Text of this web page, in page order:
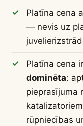
Platīna cena
— nevis uz
Platīna cena ir
dominēta:
pieprasījuma
rūpniecības